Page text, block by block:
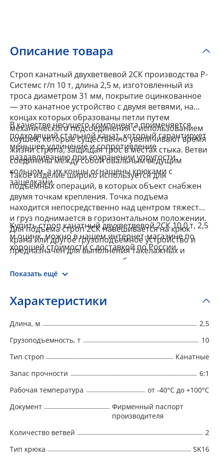
Описание товара
Строп канатный двухветвевой 2СК производства Р-
Системс г/п 10 т, длина 2,5 м, изготовленный из
троса диаметром 31 мм, покрытие оцинкованное
— это канатное устройство с двумя ветвями, на
концах которых образованы петли путем
механического подсоединения с использованием
коушей, которые существенно увеличивают время
жизни стропа, защищая трос в местах стыка. Ветви
соединены между собой овальным ведущим
кольцом, а их концы оснащены крюками с
защелками.
В качестве несущего компонента применяется
подходящий стальной канат, который гарантирует
меньшее удлинение и сопротивление
раздавливанию при сохранении упругости.
Такое изделие широко используется для
подъемных операций, в которых объект снабжен
двумя точкам крепления. Точка подъема
находится непосредственно над центром тяжести
и груз поднимается в горизонтальном положении.
Для подъема строп 2СК навешивается на крюк
крана или другое грузоподъемное устройство и
предназначен для выполнения такелажных и
погрузочно-разгрузочных работ.
Купить строп канатный двухветвевой 2СК 10,0 т, 2,5
м оцинк. можно в нашем интернет-магазине по
хорошей стоимости с доставкой по России.
Показать ещё
Характеристики
Длина, м
2,5
Грузоподъемность, т
10
Тип строп
Канатные
Запас прочности
6:1
Рабочая температура
от -40°C до +100°C
Документ
Фирменный паспорт
производителя
Количество ветвей
2
Тип крюка
SK16